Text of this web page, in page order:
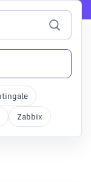
Zabbix